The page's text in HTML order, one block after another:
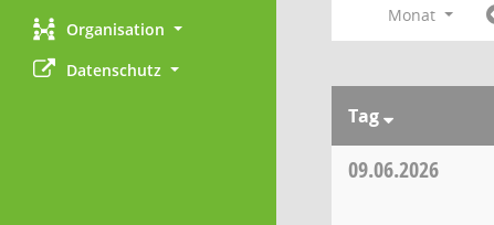
Organisation
Datenschutz
Monat
Tag
09.06.2026